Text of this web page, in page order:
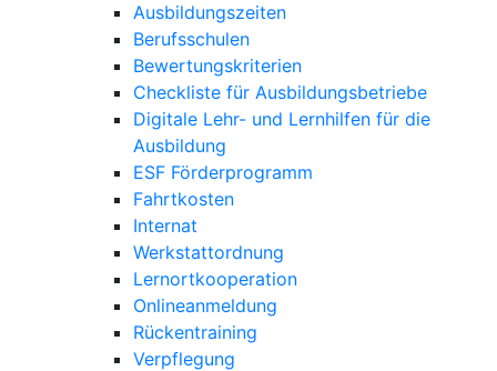
Ausbildungszeiten
Berufsschulen
Bewertungskriterien
Checkliste für Ausbildungsbetriebe
Digitale Lehr- und Lernhilfen für die
Ausbildung
ESF Förderprogramm
Fahrtkosten
Internat
Werkstattordnung
Lernortkooperation
Onlineanmeldung
Rückentraining
Verpflegung